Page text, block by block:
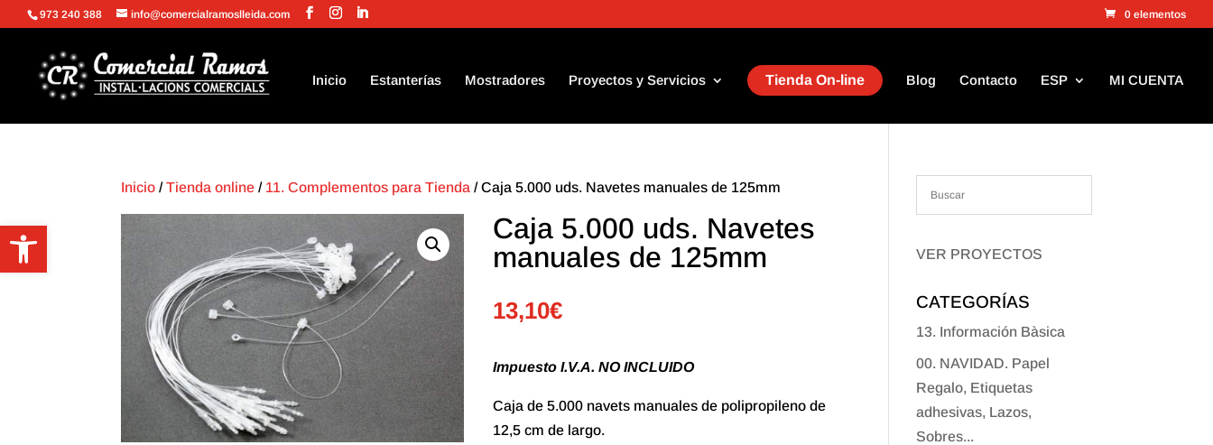
Abrir barra de herramientas
973 240 388 info@comercialramoslleida.com 0 elementos
Inicio Estanterías Mostradores Proyectos y Servicios Tienda On-line Blog Contacto ESP MI CUENTA
Inicio /Tienda online / 11. Complementos para Tienda / Caja 5.000 uds. Navetes manuales de 125mm
Caja 5.000 uds. Navetes
manuales de 125mm
13,10€
Impuesto I.V.A. NO INCLUIDO
Caja de 5.000 navets manuales de polipropileno de
12,5 cm de largo.
VER PROYECTOS
CATEGORÍAS
13. Información Bàsica
00. NAVIDAD. Papel
Regalo, Etiquetas
adhesivas, Lazos,
Sobres...